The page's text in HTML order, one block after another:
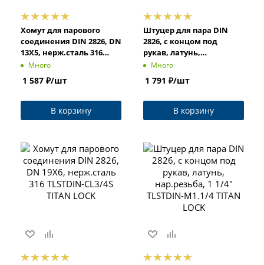
Хомут для парового
соединения DIN 2826, DN
13X5, нерж.сталь 316
TLSTDIN-CL1/2S TITAN
Много
1 587 ₽/шт
В корзину
Штуцер для пара DIN
2826, с концом под
рукав, латунь,
вн.резьба, 1 1/4"
TLSTDIN-F1.1/4 TITAN
LOCK
Много
1 791 ₽/шт
В корзину